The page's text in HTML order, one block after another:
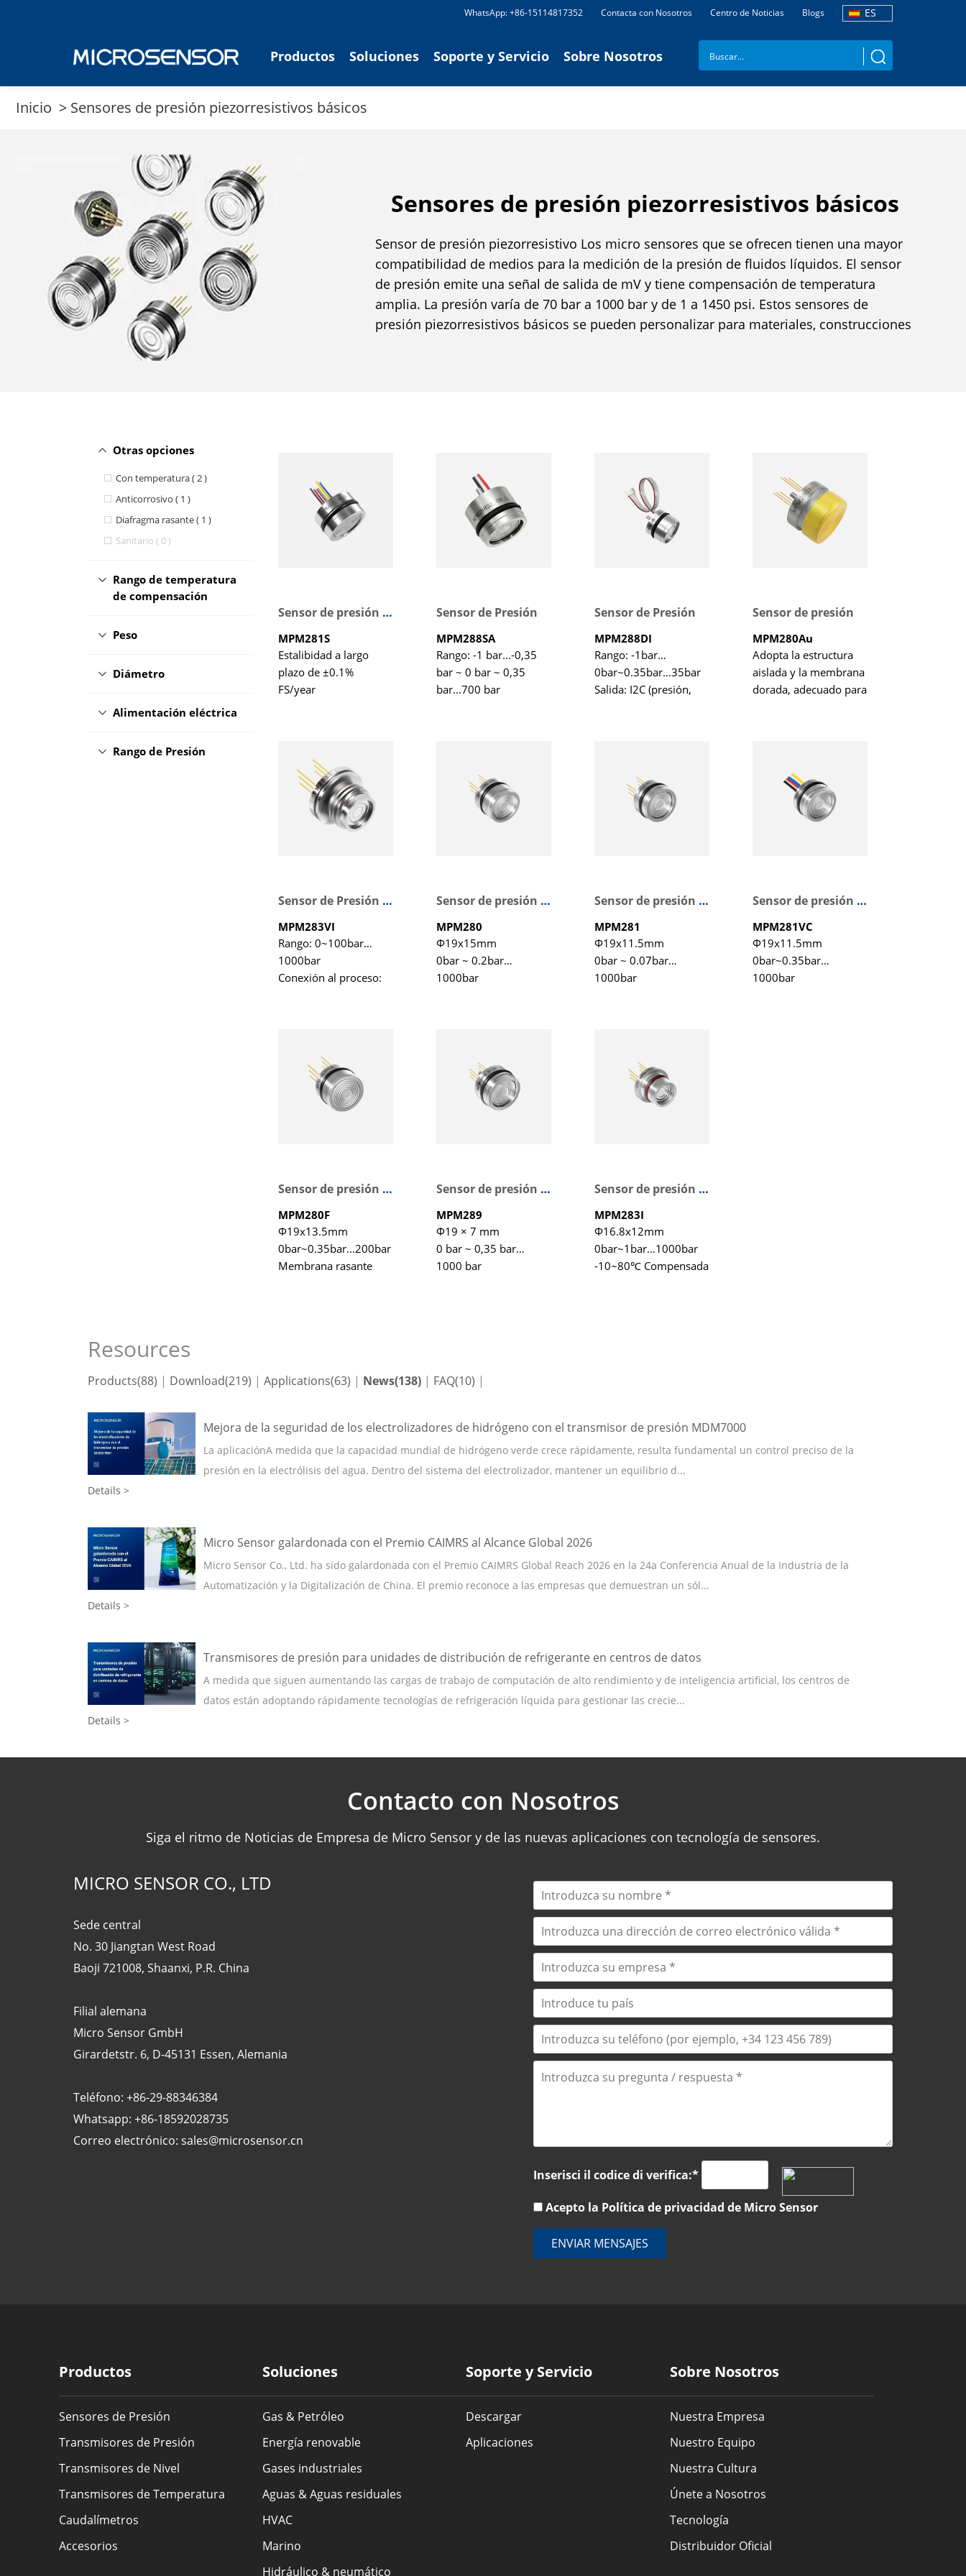
ES
Blogs
Centro de Noticias
Contacta con Nosotros
WhatsApp: +86-15114817352
Productos Soluciones Soporte y Servicio Sobre Nosotros
Inicio > Sensores de presión piezorresistivos básicos
Sensores de presión piezorresistivos básicos
Sensor de presión piezorresistivo Los micro sensores que se ofrecen tienen una mayor
compatibilidad de medios para la medición de la presión de fluidos líquidos. El sensor
de presión emite una señal de salida de mV y tiene compensación de temperatura
amplia. La presión varía de 70 bar a 1000 bar y de 1 a 1450 psi. Estos sensores de
presión piezorresistivos básicos se pueden personalizar para materiales, construcciones
Otras opciones
Con temperatura ( 2 )
Anticorrosivo ( 1 )
Diafragma rasante ( 1 )
Sanitario ( 0 )
Rango de temperatura
de compensación
Peso
Diámetro
Alimentación eléctrica
Rango de Presión
Sensor de presión de alta estabilidad
MPM281S
Estalibidad a largo
plazo de ±0.1%
FS/year
Sensor de Presión
MPM288SA
Rango: -1 bar...-0,35
bar ~ 0 bar ~ 0,35
bar...700 bar
Dimensiones
personalizables
Sensor de Presión
MPM288DI
Rango: -1bar…
0bar~0.35bar…35bar
Salida: I2C (presión,
Sensor de presión
MPM280Au
Adopta la estructura
aislada y la membrana
dorada, adecuado para
a sellada, presión
absoluta
Sensor de Presión MPM283VI
MPM283VI
Rango: 0~100bar…
1000bar
Conexión al proceso:
℃~80 ℃
Estructura aislada,
adecuado para la
medición de varios
Sensor de presión piezorresistivo
MPM280
Φ19x15mm
0bar ~ 0.2bar…
1000bar
Sensor de presión de alta estabilidad
MPM281
Φ19x11.5mm
0bar ~ 0.07bar…
1000bar
Sensor de presión piezorresistivo
MPM281VC
Φ19x11.5mm
0bar~0.35bar…
1000bar
Sensor de presión de membrana plana
MPM280F
Φ19x13.5mm
0bar~0.35bar...200bar
Membrana rasante
Sensor de presión piezorresistivo
MPM289
Φ19 × 7 mm
0 bar ~ 0,35 bar…
1000 bar
Sensor de presión de alto rango de presión
MPM283I
Φ16.8x12mm
0bar~1bar…1000bar
-10~80℃ Compensada
Resources
Products(88) | Download(219) | Applications(63) | News(138) | FAQ(10) |
Mejora de la seguridad de los electrolizadores de hidrógeno con el transmisor de presión MDM7000
La aplicaciónA medida que la capacidad mundial de hidrógeno verde crece rápidamente, resulta fundamental un control preciso de la
presión en la electrólisis del agua. Dentro del sistema del electrolizador, mantener un equilibrio d...
Details >
Micro Sensor galardonada con el Premio CAIMRS al Alcance Global 2026
Micro Sensor Co., Ltd. ha sido galardonada con el Premio CAIMRS Global Reach 2026 en la 24a Conferencia Anual de la Industria de la
Automatización y la Digitalización de China. El premio reconoce a las empresas que demuestran un sól...
Details >
Transmisores de presión para unidades de distribución de refrigerante en centros de datos
A medida que siguen aumentando las cargas de trabajo de computación de alto rendimiento y de inteligencia artificial, los centros de
datos están adoptando rápidamente tecnologías de refrigeración líquida para gestionar las crecie...
Details >
Contacto con Nosotros
Siga el ritmo de Noticias de Empresa de Micro Sensor y de las nuevas aplicaciones con tecnología de sensores.
MICRO SENSOR CO., LTD
Sede central
No. 30 Jiangtan West Road
Baoji 721008, Shaanxi, P.R. China
Filial alemana
Micro Sensor GmbH
Girardetstr. 6, D-45131 Essen, Alemania
Teléfono: +86-29-88346384
Whatsapp: +86-18592028735
Correo electrónico: sales@microsensor.cn
Inserisci il codice di verifica:*
Acepto la Política de privacidad de Micro Sensor
ENVIAR MENSAJES
Productos
Sensores de Presión
Transmisores de Presión
Transmisores de Nivel
Transmisores de Temperatura
Caudalímetros
Accesorios
Soluciones
Gas & Petróleo
Energía renovable
Gases industriales
Aguas & Aguas residuales
HVAC
Marino
Hidráulico & neumático
Soporte y Servicio
Descargar
Aplicaciones
Sobre Nosotros
Nuestra Empresa
Nuestro Equipo
Nuestra Cultura
Únete a Nosotros
Tecnología
Distribuidor Oficial